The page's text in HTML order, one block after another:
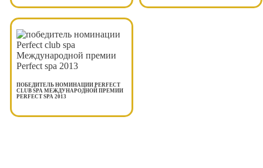
ПОБЕДИТЕЛЬ НОМИНАЦИИ PERFECT
CLUB SPA МЕЖДУНАРОДНОЙ ПРЕМИИ
PERFECT SPA 2013